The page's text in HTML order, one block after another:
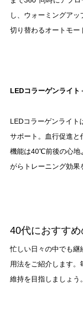
し、ウォーミングア
切り替わるオートモー
LEDコラーゲンライト
LEDコラーゲンライト
サポート。血行促進と
機能は40℃前後の心地
がらトレーニング効果
40代におすす
忙しい日々の中でも継
用法をご紹介します。
維持を目指しましょう。